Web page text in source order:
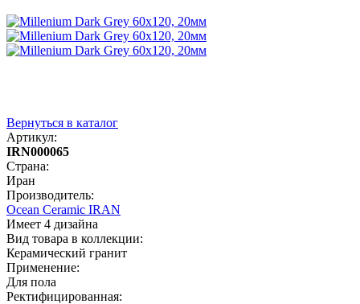
Вернуться в каталог
Артикул:
IRN000065
Страна:
Иран
Производитель:
Ocean Ceramic IRAN
Имеет 4 дизайна
Вид товара в коллекции:
Керамический гранит
Применение:
Для пола
Ректифицированная: